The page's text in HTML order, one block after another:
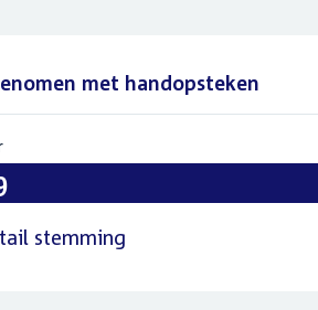
met handopsteken
139
stemming